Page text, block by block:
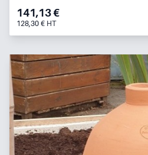
141,13 €
128,30 € HT